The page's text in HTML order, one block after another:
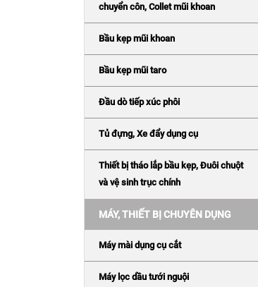
chuyển côn, Collet mũi khoan
Bầu kẹp mũi khoan
Bầu kẹp mũi taro
Đầu dò tiếp xúc phôi
Tủ đựng, Xe đẩy dụng cụ
Thiết bị tháo lắp bầu kẹp, Đuôi chuột
và vệ sinh trục chính
MÁY, THIẾT BỊ CHUYÊN DỤNG
Máy mài dụng cụ cắt
Máy lọc dầu tưới nguội